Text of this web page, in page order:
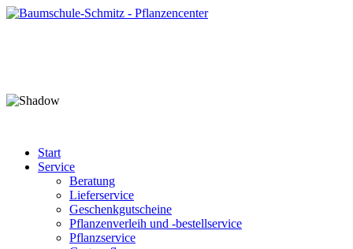
Start
Service
Beratung
Lieferservice
Geschenkgutscheine
Pflanzenverleih und -bestellservice
Pflanzservice